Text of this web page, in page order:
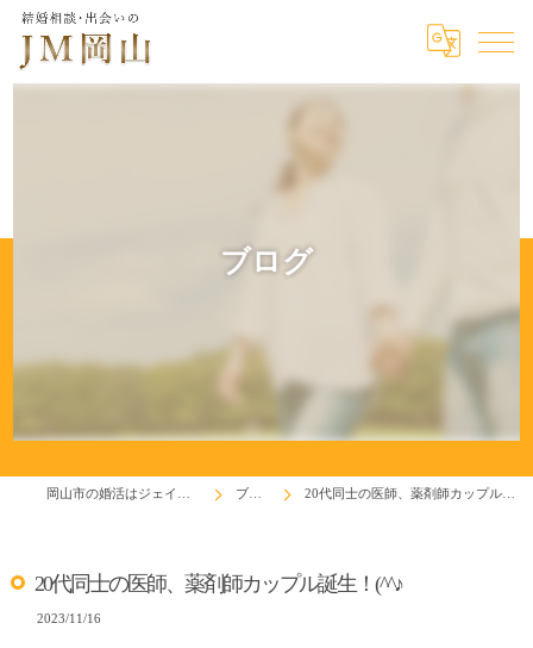
ブログ
ブログ 20代同士の医師、薬剤師カップル誕生！(^^♪
20代同士の医師、薬剤師カップル誕生！(^^♪
2023/11/16